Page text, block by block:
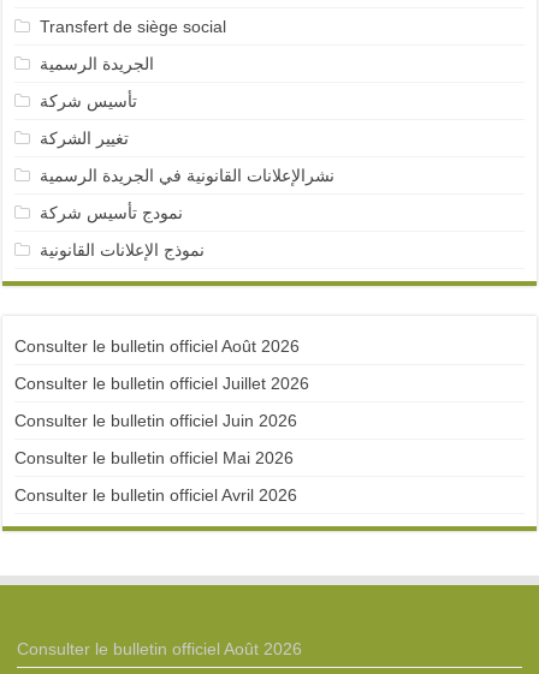
Transfert de siège social
الجريدة الرسمية
تأسيس شركة
تغيير الشركة
نشرالإعلانات القانونية في الجريدة الرسمية
نمودج تأسيس شركة
نموذج الإعلانات القانونية
Consulter le bulletin officiel Août 2026
Consulter le bulletin officiel Juillet 2026
Consulter le bulletin officiel Juin 2026
Consulter le bulletin officiel Mai 2026
Consulter le bulletin officiel Avril 2026
Consulter le bulletin officiel Août 2026